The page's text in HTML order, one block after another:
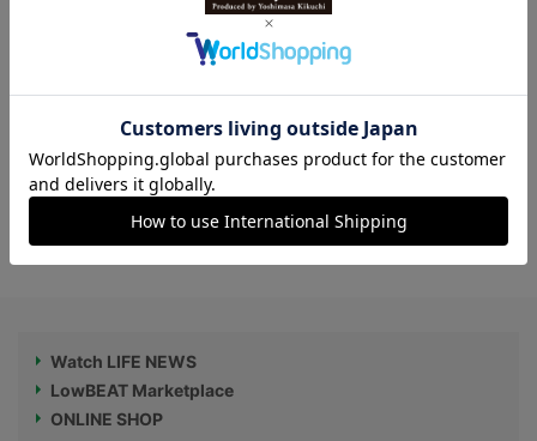
【2017年まで僅か3年】短命に終わったシ
ードゥエラー4000は買いなのか？｜菊地
吉正の【ロレックス通信 No.290】
【グランドセイコー、何がそんなにすご
い？】ロレックス以上の素材を使用!?国産
最高峰ブランドが生み出す腕時計ケース
Watch LIFE NEWS
LowBEAT Marketplace
ONLINE SHOP